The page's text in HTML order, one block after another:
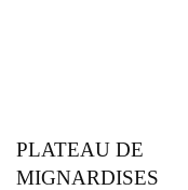
PLATEAU DE
MIGNARDISES